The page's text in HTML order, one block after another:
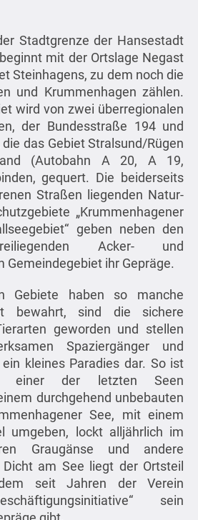
Stadtgrenze der Hansestadt
mit der Ortslage Negast
Steinhagens, zu dem noch die
und Krummenhagen zählen.
wird von zwei überregionalen
der Bundesstraße 194 und
das Gebiet Stralsund/Rügen
(Autobahn A 20, A 19,
gequert. Die beiderseits
Straßen liegenden Natur-
„Krummenhagener
geben neben den
Acker- und
Gemeindegebiet ihr Gepräge.
Gebiete haben so manche
bewahrt, sind die sichere
geworden und stellen
Spaziergänger und
kleines Paradies dar. So ist
einer der letzten Seen
durchgehend unbebauten
See, mit einem
umgeben, lockt alljährlich im
Graugänse und andere
am See liegt der Ortsteil
dem seit Jahren der Verein
sein